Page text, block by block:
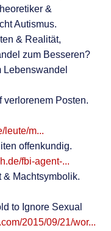
&
Autismus.
& Realität,
zum Besseren?
Posten.
leute/m...
offenkundig.
fbi-agent-...
Machtsymbolik.
to Ignore Sexual
2015/09/21/wor...